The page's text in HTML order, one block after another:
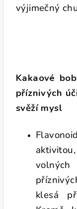
výjimečný
Kakaové
příznivých
svěží mysl
klesá